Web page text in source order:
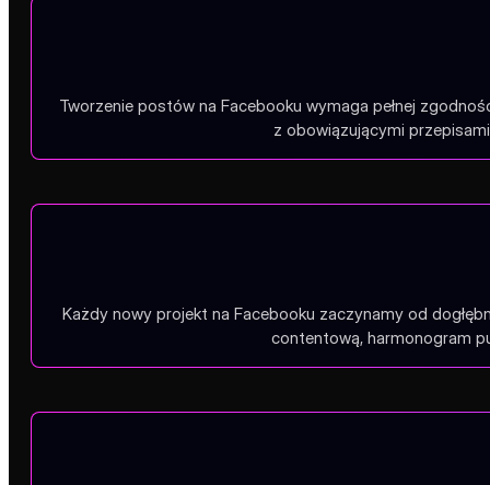
Tworzenie postów na Facebooku wymaga pełnej
z obowiązującymi
Każdy nowy projekt na Facebooku zaczynamy od
contentową, harmonogram